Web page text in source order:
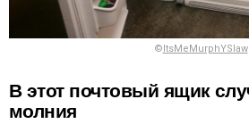
©ItsMeMurphYSlaw
В этот почтовый ящик
молния